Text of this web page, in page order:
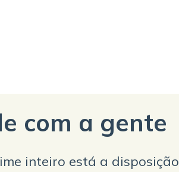
com a gente
inteiro está a disposição